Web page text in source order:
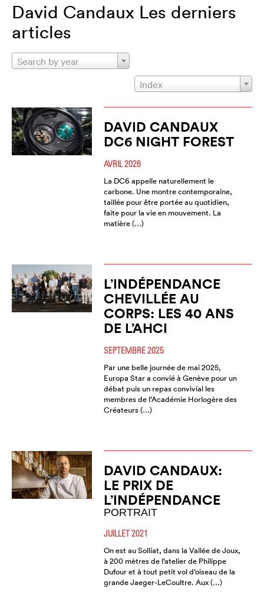
David Candaux Les derniers
articles
Search by year
Index
DAVID CANDAUX
DC6 NIGHT FOREST
AVRIL 2026
La DC6 appelle naturellement le
carbone. Une montre contemporaine,
taillée pour être portée au quotidien,
faite pour la vie en mouvement. La
matière (…)
L’INDÉPENDANCE
CHEVILLÉE AU
CORPS: LES 40 ANS
DE L’AHCI
SEPTEMBRE 2025
Par une belle journée de mai 2025,
Europa Star a convié à Genève pour un
débat puis un repas convivial les
membres de l’Académie Horlogère des
Créateurs (…)
DAVID CANDAUX:
LE PRIX DE
L’INDÉPENDANCE
PORTRAIT
JUILLET 2021
On est au Solliat, dans la Vallée de Joux,
à 200 mètres de l’atelier de Philippe
Dufour et à tout petit vol d’oiseau de la
grande Jaeger-LeCoultre. Aux (…)